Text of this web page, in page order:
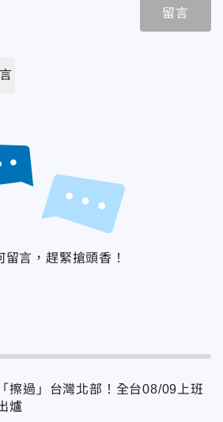
留言
留言，趕緊搶頭香！
擦過」台灣北部！全台08/09上班
爐